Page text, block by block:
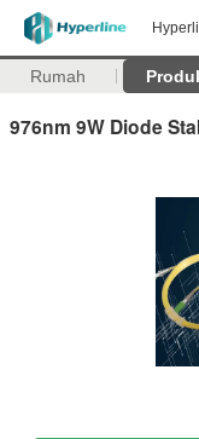
Rumah
976nm 9W Diode